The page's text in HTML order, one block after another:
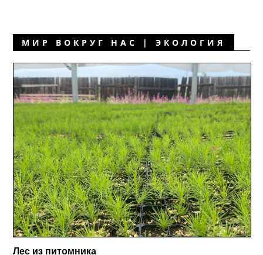
МИР ВОКРУГ НАС | ЭКОЛОГИЯ
Лес из питомника